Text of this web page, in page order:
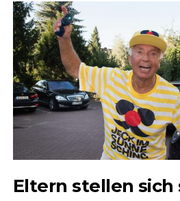
Eltern stellen sich